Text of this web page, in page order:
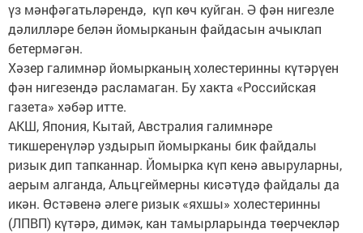
үз мәнфәгатьләрендә, күп көч куйган. Ә фән нигезле
дәлилләре белән йомырканын файдасын ачыклап
бетермәгән.
Хәзер галимнәр йомырканың холестеринны күтәрүен
фән нигезендә расламаган. Бу хакта «Российская
газета» хәбәр итте.
АКШ, Япония, Кытай, Австралия галимнәре
тикшеренүләр уздырып йомырканы бик файдалы
ризык дип тапканнар. Йомырка күп кенә авыруларны,
аерым алганда, Альцгеймерны кисәтүдә файдалы да
икән. Өстәвенә әлеге ризык «яхшы» холестеринны
(ЛПВП) күтәрә, димәк, кан тамырларында төерчекләр